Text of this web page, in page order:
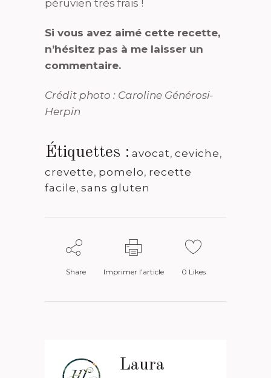
péruvien très frais !
Si vous avez aimé cette recette,
n’hésitez pas à me laisser un
commentaire.
Crédit photo : Caroline Générosi-
Herpin
Étiquettes : avocat, ceviche,
crevette, pomelo, recette
facile, sans gluten
Share Imprimer l’article 0 Likes
Laura